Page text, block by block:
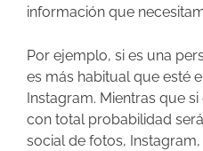
información que
Por ejemplo, si es una
es más habitual que esté
Instagram. Mientras que
con total probabilidad
social de fotos,